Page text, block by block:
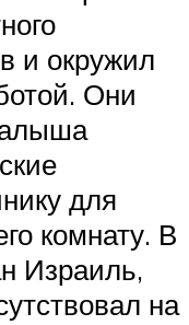
и окружил
Они
для
комнату. В
Израиль,
на